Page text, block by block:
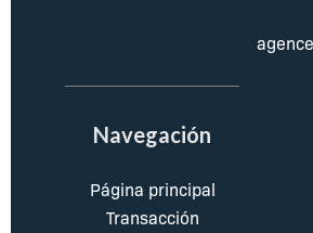
Navegación
Página principal
Transacción